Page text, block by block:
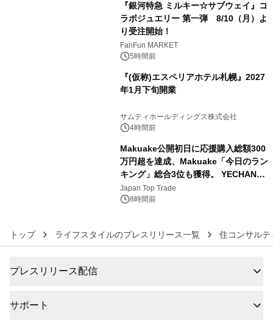
『銀河特急 ミルキー☆サブウェイ』コ
ラボジュエリー 第一弾 8/10（月）よ
り受注開始！
FanFun MARKET
5時間前
『(仮称)エスペリアホテル札幌』2027
年1月下旬開業
サムティホールディングス株式会社
4時間前
Makuake公開初日に応援購入総額300
万円超を達成、Makuake「今日のラン
キング」総合3位も獲得。 YECHAN音
浴シンギングボウル第2弾の大型サイ
ズ（XL・2XL・3XL）を先行販売中
Japan Top Trade
8時間前
トップ ライフスタイルのプレスリリース一覧 住コンサル
プレスリリース配信
サポート